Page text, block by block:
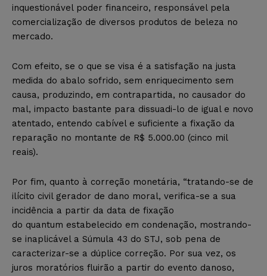
inquestionável poder financeiro, responsável pela
comercialização de diversos produtos de beleza no
mercado.
Com efeito, se o que se visa é a satisfação na justa
medida do abalo sofrido, sem enriquecimento sem
causa, produzindo, em contrapartida, no causador do
mal, impacto bastante para dissuadi-lo de igual e novo
atentado, entendo cabível e suficiente a fixação da
reparação no montante de R$ 5.000.00 (cinco mil
reais).
Por fim, quanto à correção monetária, “tratando-se de
ilícito civil gerador de dano moral, verifica-se a sua
incidência a partir da data de fixação
do quantum estabelecido em condenação, mostrando-
se inaplicável a Súmula 43 do STJ, sob pena de
caracterizar-se a dúplice correção. Por sua vez, os
juros moratórios fluirão a partir do evento danoso,